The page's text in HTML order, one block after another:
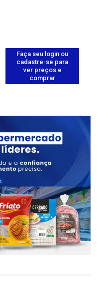
Faça seu login ou
cadastre-se para
ver preços e
comprar